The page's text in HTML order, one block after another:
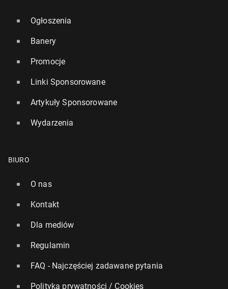
Ogłoszenia
Banery
Promocje
Linki Sponsorowane
Artykuły Sponsorowane
Wydarzenia
BIURO
O nas
Kontakt
Dla mediów
Regulamin
FAQ - Najczęściej zadawane pytania
Polityka prywatności / Cookies